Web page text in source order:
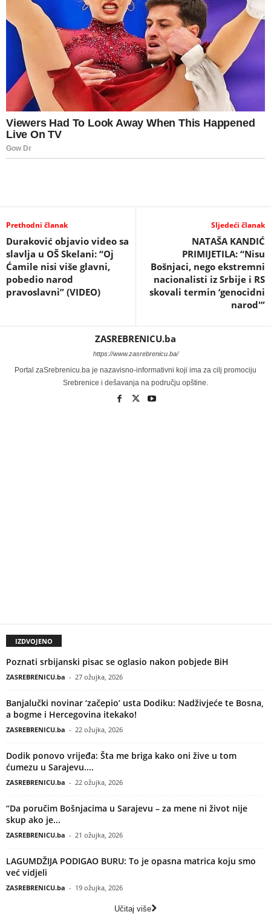
Prethodni članak
Duraković objavio video sa
slavlja u OŠ Skelani: “Oj
Ćamile nisi više glavni,
pobedio narod
pravoslavni” (VIDEO)
Sljedeći članak
NATAŠA KANDIĆ
PRIMIJETILA: “Nisu
Bošnjaci, nego ekstremni
nacionalisti iz Srbije i RS
skovali termin ‘genocidni
narod'”
ZASREBRENICU.ba
https://www.zasrebrenicu.ba/
Portal zaSrebrenicu.ba je nazavisno-informativni koji ima za cilj promociju
Srebrenice i dešavanja na području opštine.
IZDVOJENO
Poznati srbijanski pisac se oglasio nakon pobjede BiH
ZASREBRENICU.ba - 27 ožujka, 2026
Banjalučki novinar ‘začepio’ usta Dodiku: Nadživjeće te Bosna,
a bogme i Hercegovina itekako!
ZASREBRENICU.ba - 22 ožujka, 2026
Dodik ponovo vrijeđa: Šta me briga kako oni žive u tom
ćumezu u Sarajevu....
ZASREBRENICU.ba - 22 ožujka, 2026
“Da poručim Bošnjacima u Sarajevu – za mene ni život nije
skup ako je...
ZASREBRENICU.ba - 21 ožujka, 2026
LAGUMDŽIJA PODIGAO BURU: To je opasna matrica koju smo
već vidjeli
ZASREBRENICU.ba - 19 ožujka, 2026
Učitaj više